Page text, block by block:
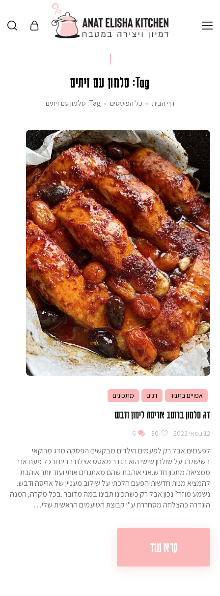
Tag: סלמון עם זיתים
דף הבית כל הפוסטים Tag: סלמון עם זיתים
אפויים בתנור דגים מתכונים
דג סלמון ברוטב אריסה לימון ודבש
12 במאי 2022 30
6
לפעמים אבל רק לפעמים הילדים מבקשים הפסקה מדג מרוקאי
בשישי.דג על שולחן שישי הוא בגדר מאסט אצלנו בבית ובכל פעם אני
ממציאה מתכון חדש.אני אוהבת שהם מאתגרים אותי ועוד יותר אוהבת
להמציא מנות חדשות!הפעם הלכתי על שילוב מעניין של אריסה ודבש.
נשמע מוזר? נכון אבל רק כשתכינו תבינו במה מדובר..בכל מקרה, המנה
הוגדרה כהצלחה מסחררת ע"י קבוצת הטועמים הראשית שלי…
קרא עוד